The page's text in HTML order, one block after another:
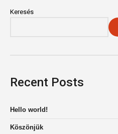
Keresés
Recent Posts
Hello world!
Köszönjük